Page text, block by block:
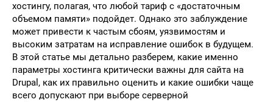
хостингу, полагая, что любой тариф с «достаточным
объемом памяти» подойдет. Однако это заблуждение
может привести к частым сбоям, уязвимостям и
высоким затратам на исправление ошибок в будущем.
В этой статье мы детально разберем, какие именно
параметры хостинга критически важны для сайта на
Drupal, как их правильно оценить и какие ошибки чаще
всего допускают при выборе серверной